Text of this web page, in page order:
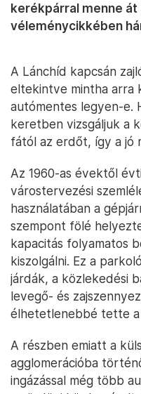
kerékpárral menne át
véleménycikkében
A Lánchíd kapcsán
eltekintve mintha arra
autómentes legyen-e.
keretben vizsgáljuk a
fától az erdőt, így a jó
Az 1960-as évektől
várostervezési
használatában a
szempont fölé
kapacitás folyamatos
kiszolgálni. Ez a
járdák, a közlekedési
levegő- és
élhetetlenebbé tette
A részben emiatt a
agglomerációba
ingázással még több